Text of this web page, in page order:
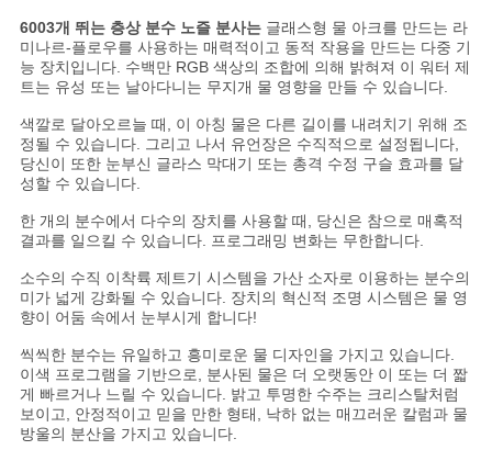
이
트
맵
PRIVACY
POLICY
6003개 뛰는 층상 분수 노즐 분사는글래스형 물 아크를 만드는 라
미나르-플로우를 사용하는 매력적이고 동적 작용을 만드는 다중 기
능 장치입니다. 수백만 RGB 색상의 조합에 의해 밝혀져 이 워터 제
트는 유성 또는 날아다니는 무지개 물 영향을 만들 수 있습니다.
색깔로 달아오르늘 때, 이 아칭 물은 다른 길이를 내려치기 위해 조
정될 수 있습니다. 그리고 나서 유언장은 수직적으로 설정됩니다,
당신이 또한 눈부신 글라스 막대기 또는 총격 수정 구슬 효과를 달
성할 수 있습니다.
한 개의 분수에서 다수의 장치를 사용할 때, 당신은 참으로 매혹적
결과를 일으킬 수 있습니다. 프로그래밍 변화는 무한합니다.
소수의 수직 이착륙 제트기 시스템을 가산 소자로 이용하는 분수의
미가 넓게 강화될 수 있습니다. 장치의 혁신적 조명 시스템은 물 영
향이 어둠 속에서 눈부시게 합니다!
씩씩한 분수는 유일하고 흥미로운 물 디자인을 가지고 있습니다.
이색 프로그램을 기반으로, 분사된 물은 더 오랫동안 이 또는 더 짧
게 빠르거나 느릴 수 있습니다. 밝고 투명한 수주는 크리스탈처럼
보이고, 안정적이고 믿을 만한 형태, 낙하 없는 매끄러운 칼럼과 물
방울의 분산을 가지고 있습니다.